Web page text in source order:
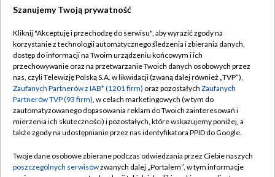
TVP
Abonament TVP
Emisja w TVP
Centrum informacji TVP
Naziemna Telewizja Cyfrowa
Rada Programowa
Regulamin TVP
Polityka prywatności
Moje zgody
Pomoc
Kontakt
Szanujemy Twoją prywatność
Kliknij "Akceptuję i przechodzę do serwisu", aby wyrazić zgody na
korzystanie z technologii automatycznego śledzenia i zbierania danych,
dostęp do informacji na Twoim urządzeniu końcowym i ich
przechowywanie oraz na przetwarzanie Twoich danych osobowych przez
nas, czyli Telewizję Polską S.A. w likwidacji (zwaną dalej również „TVP”),
Zaufanych Partnerów z IAB* (1201 firm) oraz pozostałych Zaufanych
Partnerów TVP (93 firm), w celach marketingowych (w tym do
zautomatyzowanego dopasowania reklam do Twoich zainteresowań i
mierzenia ich skuteczności) i pozostałych, które wskazujemy poniżej, a
także zgody na udostępnianie przez nas identyfikatora PPID do Google.
Twoje dane osobowe zbierane podczas odwiedzania przez Ciebie naszych
poszczególnych serwisówzwanych dalej „Portalem”, w tym informacje